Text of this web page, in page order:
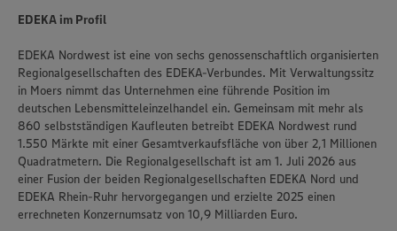
EDEKA im Profil
EDEKA Nordwest ist eine von sechs genossenschaftlich organisierten
Regionalgesellschaften des EDEKA-Verbundes. Mit Verwaltungssitz
in Moers nimmt das Unternehmen eine führende Position im
deutschen Lebensmitteleinzelhandel ein. Gemeinsam mit mehr als
860 selbstständigen Kaufleuten betreibt EDEKA Nordwest rund
1.550 Märkte mit einer Gesamtverkaufsfläche von über 2,1 Millionen
Quadratmetern. Die Regionalgesellschaft ist am 1. Juli 2026 aus
einer Fusion der beiden Regionalgesellschaften EDEKA Nord und
EDEKA Rhein-Ruhr hervorgegangen und erzielte 2025 einen
errechneten Konzernumsatz von 10,9 Milliarden Euro.